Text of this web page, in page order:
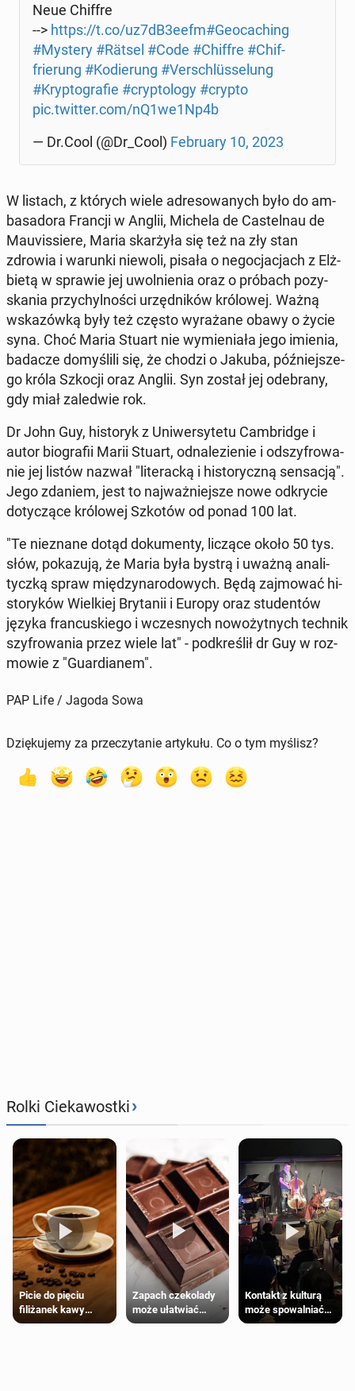
Neue Chiffre
--> https://t.co/uz7dB3eefm#Geo­ca­ching
#Mystery #Rätsel #Code #Chiffre #Chif­
frie­rung #Ko­die­rung #Ver­schlüs­se­lung
#Kryp­to­gra­fie #cryp­to­lo­gy #crypto
pic.twitter.com/nQ1we1Np4b
— Dr.Cool (@Dr_Cool) Fe­bru­ary 10, 2023
W listach, z których wiele ad­re­so­wa­nych było do am­
ba­sa­do­ra Francji w Anglii, Michela de Ca­stel­nau de
Mau­vis­sie­re, Maria skar­ży­ła się też na zły stan
zdrowia i warunki niewoli, pisała o ne­go­cja­cjach z Elż­
bie­tą w sprawie jej uwol­nie­nia oraz o próbach po­zy­
ska­nia przy­chyl­no­ści urzęd­ni­ków kró­lo­wej. Ważną
wska­zów­ką były też często wy­ra­ża­ne obawy o życie
syna. Choć Maria Stuart nie wy­mie­nia­ła jego imienia,
badacze do­my­śli­li się, że chodzi o Jakuba, póź­niej­sze­
go króla Szkocji oraz Anglii. Syn został jej ode­bra­ny,
gdy miał za­le­d­wie rok.
Dr John Guy, hi­sto­ryk z Uni­wer­sy­te­tu Cam­brid­ge i
autor bio­gra­fii Marii Stuart, od­na­le­zie­nie i od­szy­fro­wa­
nie jej listów nazwał "li­te­rac­ką i hi­sto­rycz­ną sen­sa­cją".
Jego zdaniem, jest to naj­waż­niej­sze nowe od­kry­cie
do­ty­czą­ce kró­lo­wej Szkotów od ponad 100 lat.
"Te nie­zna­ne dotąd do­ku­men­ty, liczące około 50 tys.
słów, po­ka­zu­ją, że Maria była bystrą i uważną ana­li­
tycz­ką spraw mię­dzy­na­ro­do­wych. Będą zaj­mo­wać hi­
sto­ry­ków Wiel­kiej Bry­ta­nii i Europy oraz stu­den­tów
języka fran­cu­skie­go i wcze­snych no­wo­żyt­nych technik
szy­fro­wa­nia przez wiele lat" - pod­kre­ślił dr Guy w roz­
mo­wie z "Gu­ar­dia­nem".
PAP Life / Jagoda Sowa
Dziękujemy za przeczytanie artykułu. Co o tym myślisz?
Rolki Ciekawostki›
Picie do pięciu
filiżanek kawy
dziennie jest
Zapach czekolady
może ułatwiać
trening siłowy
Kontakt z kulturą
może spowalniać
starzenie